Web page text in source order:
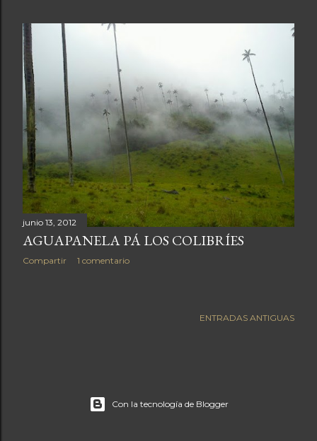
t
r
a
d
a
s
junio 13, 2012
AGUAPANELA PÁ LOS COLIBRÍES
Compartir 1 comentario
ENTRADAS ANTIGUAS
Con la tecnología de Blogger